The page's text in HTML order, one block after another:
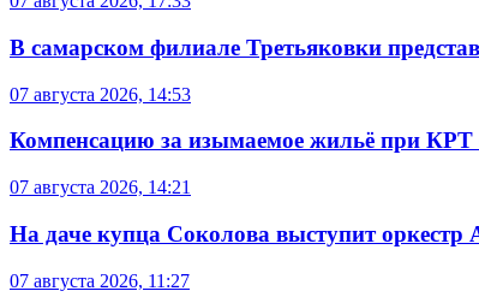
В самарском филиале Третьяковки
07 августа 2026, 14:53
Компенсацию за изымаемое жильё при
07 августа 2026, 14:21
На даче купца Соколова выступит оркестр
07 августа 2026, 11:27